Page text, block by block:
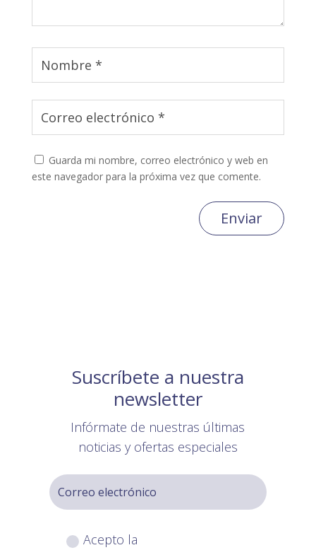
Guarda mi nombre, correo electrónico y web en
este navegador para la próxima vez que comente.
Enviar
Suscríbete a nuestra
newsletter
Infórmate de nuestras últimas
noticias y ofertas especiales
Acepto la